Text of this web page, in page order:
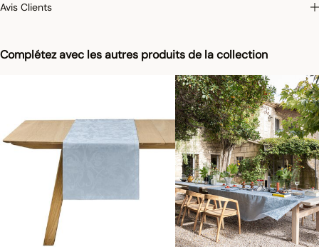
Complétez avec les autres produits de la collection
Avis Clients